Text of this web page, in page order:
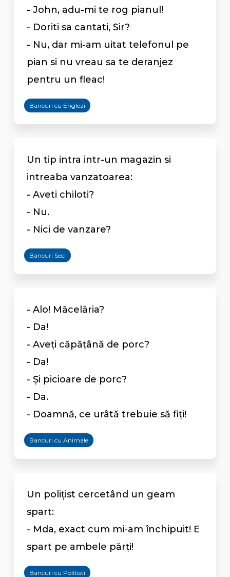
- John, adu-mi te rog pianul!
- Doriti sa cantati, Sir?
- Nu, dar mi-am uitat telefonul pe
pian si nu vreau sa te deranjez
pentru un fleac!
Bancuri cu Englezi
Un tip intra intr-un magazin si
intreaba vanzatoarea:
- Aveti chiloti?
- Nu.
- Nici de vanzare?
Bancuri Seci
- Alo! Măcelăria?
- Da!
- Aveţi căpăţână de porc?
- Da!
- Şi picioare de porc?
- Da.
- Doamnă, ce urâtă trebuie să fiţi!
Bancuri cu Animale
Un polițist cercetând un geam
spart:
- Mda, exact cum mi-am închipuit! E
spart pe ambele părți!
Bancuri cu Politisti